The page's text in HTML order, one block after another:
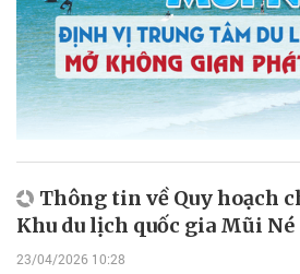
Thông tin về Quy hoạch
Khu du lịch quốc gia Mũi Né
23/04/2026 10:28